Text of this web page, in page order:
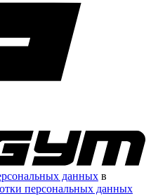
данных в
персональных данных